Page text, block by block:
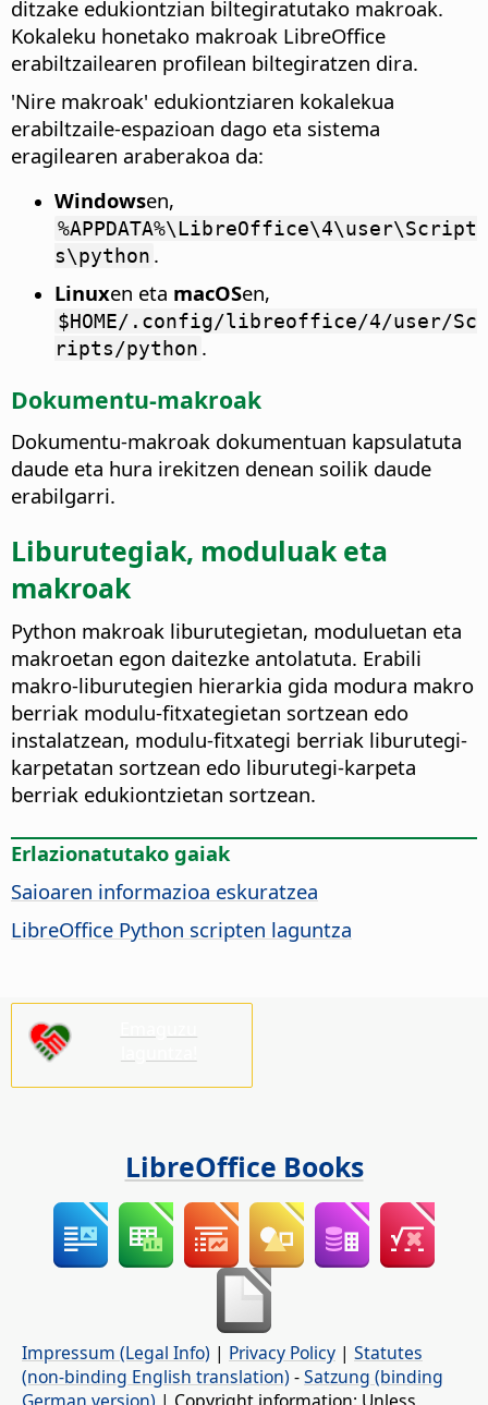
ditzake edukiontzian biltegiratutako makroak.
Kokaleku honetako makroak LibreOffice
erabiltzailearen profilean biltegiratzen dira.
'Nire makroak' edukiontziaren kokalekua
erabiltzaile-espazioan dago eta sistema
eragilearen araberakoa da:
Windowsen,
%APPDATA%\LibreOffice\4\user\Script
s\python .
Linuxen eta macOSen,
$HOME/.config/libreoffice/4/user/Sc
ripts/python .
Dokumentu-makroak
Dokumentu-makroak dokumentuan kapsulatuta
daude eta hura irekitzen denean soilik daude
erabilgarri.
Liburutegiak, moduluak eta
makroak
Python makroak liburutegietan, moduluetan eta
makroetan egon daitezke antolatuta. Erabili
makro-liburutegien hierarkia gida modura makro
berriak modulu-fitxategietan sortzean edo
instalatzean, modulu-fitxategi berriak liburutegi-
karpetatan sortzean edo liburutegi-karpeta
berriak edukiontzietan sortzean.
Erlazionatutako gaiak
Saioaren informazioa eskuratzea
LibreOffice Python scripten laguntza
LibreOffice Books
Impressum (Legal Info) | Privacy Policy | Statutes
(non-binding English translation) -Satzung (binding